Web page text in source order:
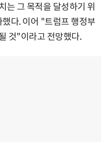
는 그 목적을 달성하기 위
다. 이어 "트럼프 행정부
것"이라고 전망했다.